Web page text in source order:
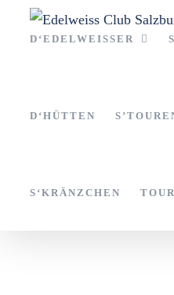
InhaltD‘EDELWEISSER
D‘HÜTTEN
S‘KRÄNZCHEN